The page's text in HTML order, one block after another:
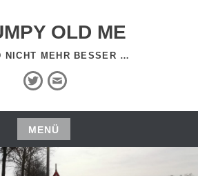
OLD ME
NICHT MEHR BESSER …
Twitter
E-
Mail
MENÜ